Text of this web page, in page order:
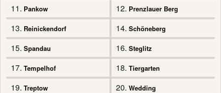
11. Pankow 12. Prenzlauer Berg
13. Reinickendorf 14. Schöneberg
15. Spandau 16. Steglitz
17. Tempelhof 18. Tiergarten
19. Treptow 20. Wedding